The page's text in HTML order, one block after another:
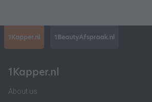
1Kapper.nl 1BeautyAfspraak.nl
1Kapper.nl
About us